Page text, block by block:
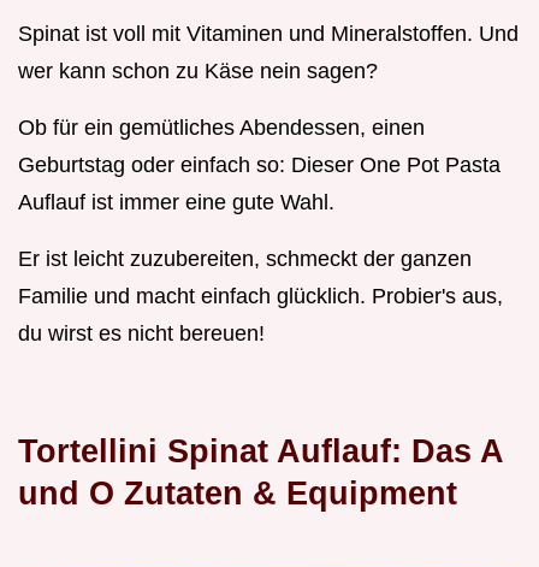
Spinat ist voll mit Vitaminen und Mineralstoffen. Und
wer kann schon zu Käse nein sagen?
Ob für ein gemütliches Abendessen, einen
Geburtstag oder einfach so: Dieser One Pot Pasta
Auflauf ist immer eine gute Wahl.
Er ist leicht zuzubereiten, schmeckt der ganzen
Familie und macht einfach glücklich. Probier's aus,
du wirst es nicht bereuen!
Tortellini Spinat Auflauf: Das A
und O Zutaten & Equipment